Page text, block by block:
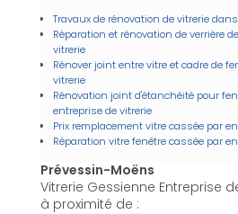
Travaux de rénovation de vitrerie
Réparation et rénovation de verrière
vitrerie
Rénover joint entre vitre et cadre de
vitrerie
Rénovation joint d'étanchéité pour
entreprise de vitrerie
Prix remplacement vitre cassée par
Réparation vitre fenêtre cassée par
Prévessin-Moëns
Vitrerie Gessienne Entreprise
à proximité de :